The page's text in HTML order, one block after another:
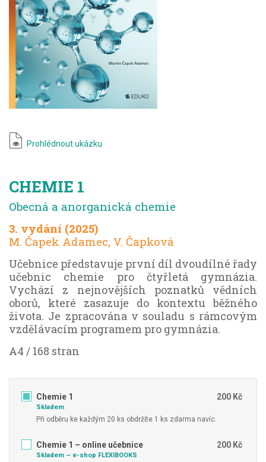
Prohlédnout ukázku
CHEMIE 1
Obecná a anorganická chemie
3. vydání (2025)
M. Čapek Adamec, V. Čapková
Učebnice představuje první díl dvoudílné řady
učebnic chemie pro čtyřletá gymnázia.
Vychází z nejnovějších poznatků vědních
oborů, které zasazuje do kontextu běžného
života. Je zpracována v souladu s rámcovým
vzdělávacím programem pro gymnázia.
A4 / 168 stran
Chemie 1 200 Kč
Skladem
Při odběru ke každým 20 ks obdržíte 1 ks zdarma navíc.
Chemie 1 – online učebnice 200 Kč
Skladem – e-shop FLEXIBOOKS